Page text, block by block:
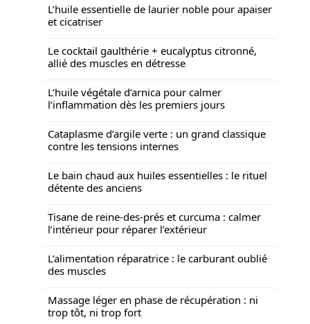
L’huile essentielle de laurier noble pour apaiser
et cicatriser
Le cocktail gaulthérie + eucalyptus citronné,
allié des muscles en détresse
L’huile végétale d’arnica pour calmer
l’inflammation dès les premiers jours
Cataplasme d’argile verte : un grand classique
contre les tensions internes
Le bain chaud aux huiles essentielles : le rituel
détente des anciens
Tisane de reine-des-prés et curcuma : calmer
l’intérieur pour réparer l’extérieur
L’alimentation réparatrice : le carburant oublié
des muscles
Massage léger en phase de récupération : ni
trop tôt, ni trop fort